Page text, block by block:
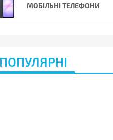
МОБІЛЬНІ ТЕЛЕФОНИ
ПОПУЛЯРНІ